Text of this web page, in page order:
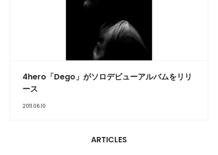
4hero「Dego」がソロデビューアルバムをリリ
ース
2011.06.10
ARTICLES